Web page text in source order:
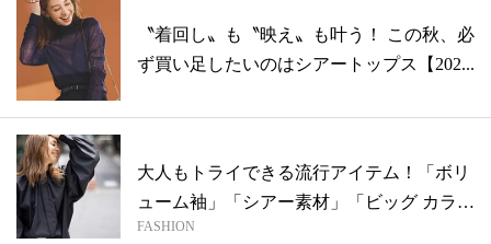
〝着回し〟も〝映え〟も叶う！ この秋、必
ず買い足したいのはシアートップス【202...
大人もトライできる流行アイテム！「ボリ
ューム袖」「シアー素材」「ビッグ カラ
ー」...
FASHION